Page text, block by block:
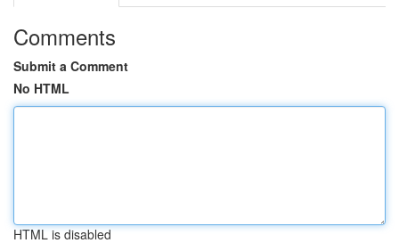
Comments
Submit a Comment
No HTML
HTML is disabled